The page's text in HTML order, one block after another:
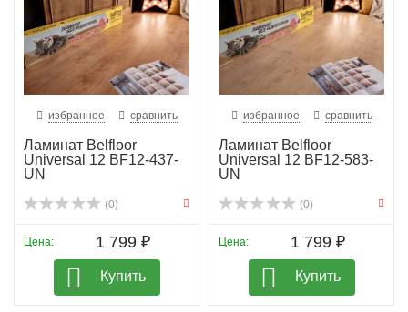
избранное сравнить
Ламинат Belfloor
Universal 12 BF12-437-
UN
(0)
Цена: 1 799 ₽
Купить
избранное сравнить
Ламинат Belfloor
Universal 12 BF12-583-
UN
(0)
Цена: 1 799 ₽
Купить